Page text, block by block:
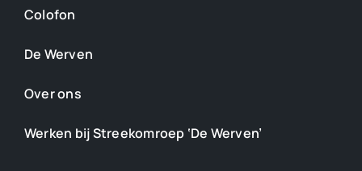
Colofon
De Werven
Over ons
Werken bij Streekomroep ‘De Werven’